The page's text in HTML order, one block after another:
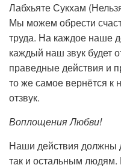
Лабхьяте Сукхам
Мы можем обрести
труда. На каждое наше
каждый наш звук будет
праведные действия и
то же самое вернётся к
отзвук.
Воплощения Любви!
Наши действия должны
так и остальным